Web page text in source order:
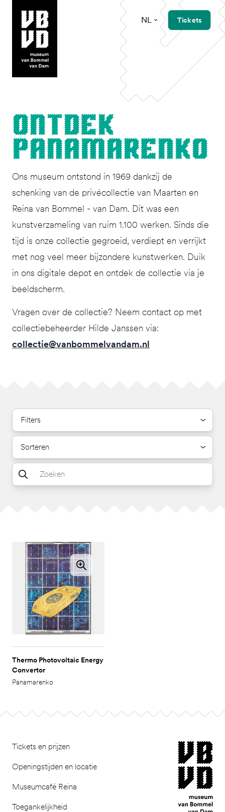
museum van Bommel van Dam
NL Tickets
Ont­dek
Panamarenko
Ons museum ontstond in 1969 dankzij de
schenking van de privécollectie van Maarten en
Reina van Bommel - van Dam. Dit was een
kunstverzameling van ruim 1.100 werken. Sinds die
tijd is onze collectie gegroeid, verdiept en verrijkt
met nog veel meer bijzondere kunstwerken. Duik
in ons digitale depot en ontdek de collectie via je
beeldscherm.
Vragen over de collectie? Neem contact op met
collectiebeheerder Hilde Janssen via:
collectie@vanbommelvandam.nl
Filters
Sorteren
Thermo Photovoltaic Energy
Convertor
Panamarenko
Tickets en prijzen
Openingstijden en locatie
Museumcafé Reina
Toegankelijkheid
museum van